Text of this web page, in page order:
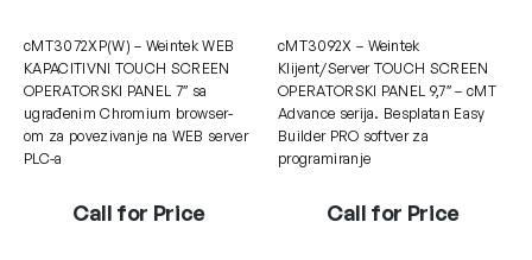
cMT3072XP(W) – Weintek WEB
KAPACITIVNI TOUCH SCREEN
OPERATORSKI PANEL 7″ sa
ugrađenim Chromium browser-
om za povezivanje na WEB server
PLC-a
Call for Price
cMT3092X – Weintek
Klijent/Server TOUCH SCREEN
OPERATORSKI PANEL 9,7″ – cMT
Advance serija. Besplatan Easy
Builder PRO softver za
programiranje
Call for Price